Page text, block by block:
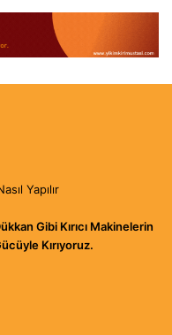
Web sayfalarını Ziyaret
Gibi Kırıcı Makinelerin
Kırıyoruz.